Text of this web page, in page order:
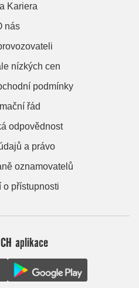
Kariera
nás
nízkých cen
podmínky
řád
odpovědnost
a právo
oznamovatelů
o přístupnosti
aplikace